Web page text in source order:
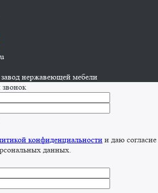
нержавеющей мебели
звонок
конфиденциальности и даю согласие
данных.